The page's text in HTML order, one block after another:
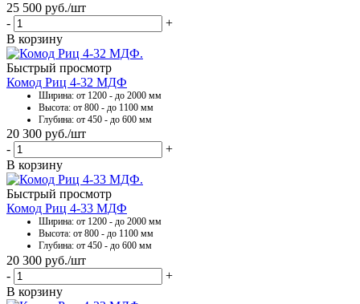
25 500 руб./шт
-
+
В корзину
Быстрый просмотр
Комод Риц 4-32 МДФ
Ширина: от 1200 - до 2000 мм
Высота: от 800 - до 1100 мм
Глубина: от 450 - до 600 мм
20 300 руб./шт
-
+
В корзину
Быстрый просмотр
Комод Риц 4-33 МДФ
Ширина: от 1200 - до 2000 мм
Высота: от 800 - до 1100 мм
Глубина: от 450 - до 600 мм
20 300 руб./шт
-
+
В корзину